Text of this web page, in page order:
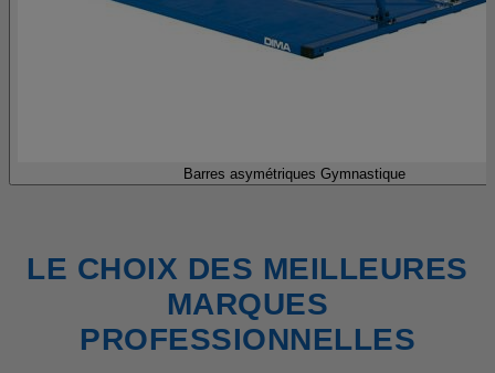
Barres asymétriques Gymnastique
LE CHOIX DES MEILLEURES
MARQUES
PROFESSIONNELLES